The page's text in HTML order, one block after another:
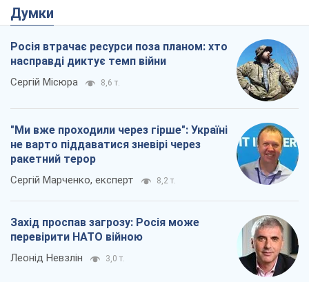
Думки
Росія втрачає ресурси поза планом: хто
насправді диктує темп війни
Сергій Місюра 8,6 т.
"Ми вже проходили через гірше": Україні
не варто піддаватися зневірі через
ракетний терор
Сергій Марченко, експерт 8,2 т.
Захід проспав загрозу: Росія може
перевірити НАТО війною
Леонід Невзлін 3,0 т.